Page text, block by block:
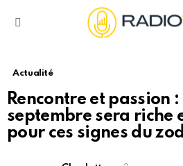
Actualité
Rencontre et passion :
septembre sera riche
pour ces signes du